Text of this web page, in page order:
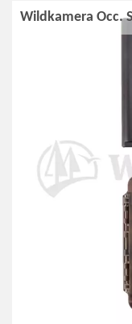
Wildkamera Occ.